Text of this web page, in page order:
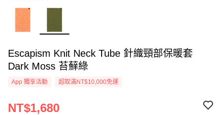
Escapism Knit Neck Tube 針織頸部保暖套
Dark Moss 苔蘚綠
App 獨享活動 超取滿NT$10,000免運
NT$1,680